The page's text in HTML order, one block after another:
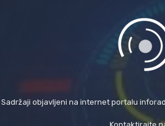
Sadržaji objavljeni na internet portalu